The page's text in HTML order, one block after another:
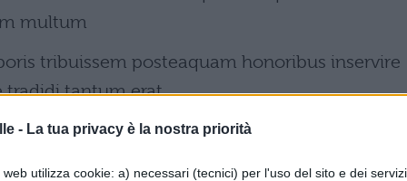
- La tua privacy è la nostra priorità
utilizza cookie: a) necessari (tecnici) per l'uso del sito e dei
multum
tribuissem posteaquam honoribus inservire
tradidi tantum erat
amicorum et rei publicae tempori. Id
scribendi otium